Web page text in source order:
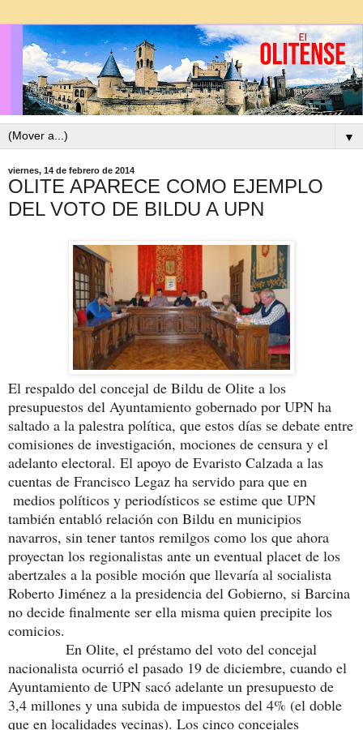
▼
viernes, 14 de febrero de 2014
OLITE APARECE COMO EJEMPLO
DEL VOTO DE BILDU A UPN
El respaldo del concejal de Bildu de Olite a los
presupuestos del Ayuntamiento gobernado por UPN ha
saltado a la palestra política, que estos días se debate entre
comisiones de investigación, mociones de censura y el
adelanto electoral. El apoyo de Evaristo Calzada a las
cuentas de Francisco Legaz ha servido para que en
medios políticos y periodísticos se estime que UPN
también entabló relación con Bildu en municipios
navarros, sin tener tantos remilgos como los que ahora
proyectan los regionalistas ante un eventual placet de los
abertzales a la posible moción que llevaría al socialista
Roberto Jiménez a la presidencia del Gobierno, si Barcina
no decide finalmente ser ella misma quien precipite los
comicios.
En Olite, el préstamo del voto del concejal
nacionalista ocurrió el pasado 19 de diciembre, cuando el
Ayuntamiento de UPN sacó adelante un presupuesto de
3,4 millones y una subida de impuestos del 4% (el doble
que en localidades vecinas). Los cinco concejales